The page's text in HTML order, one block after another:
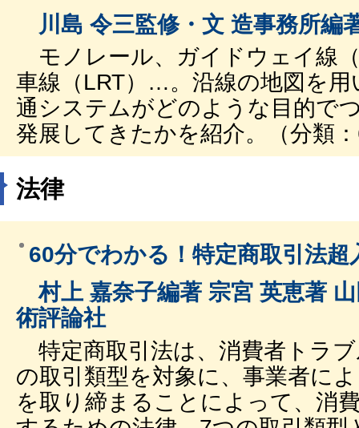
川島 令三監修・文 造事務所編
モノレール、ガイドウェイ線
車線（LRT）…。沿線の地図を用
通システムがどのような目的で
発展してきたかを紹介。（分類
法律
60分でわかる！特定商取引法超
村上 嘉奈子編著 宗宮 英恵著
術評論社
特定商取引法は、消費者トラ
の取引類型を対象に、事業者に
を取り締まることによって、消